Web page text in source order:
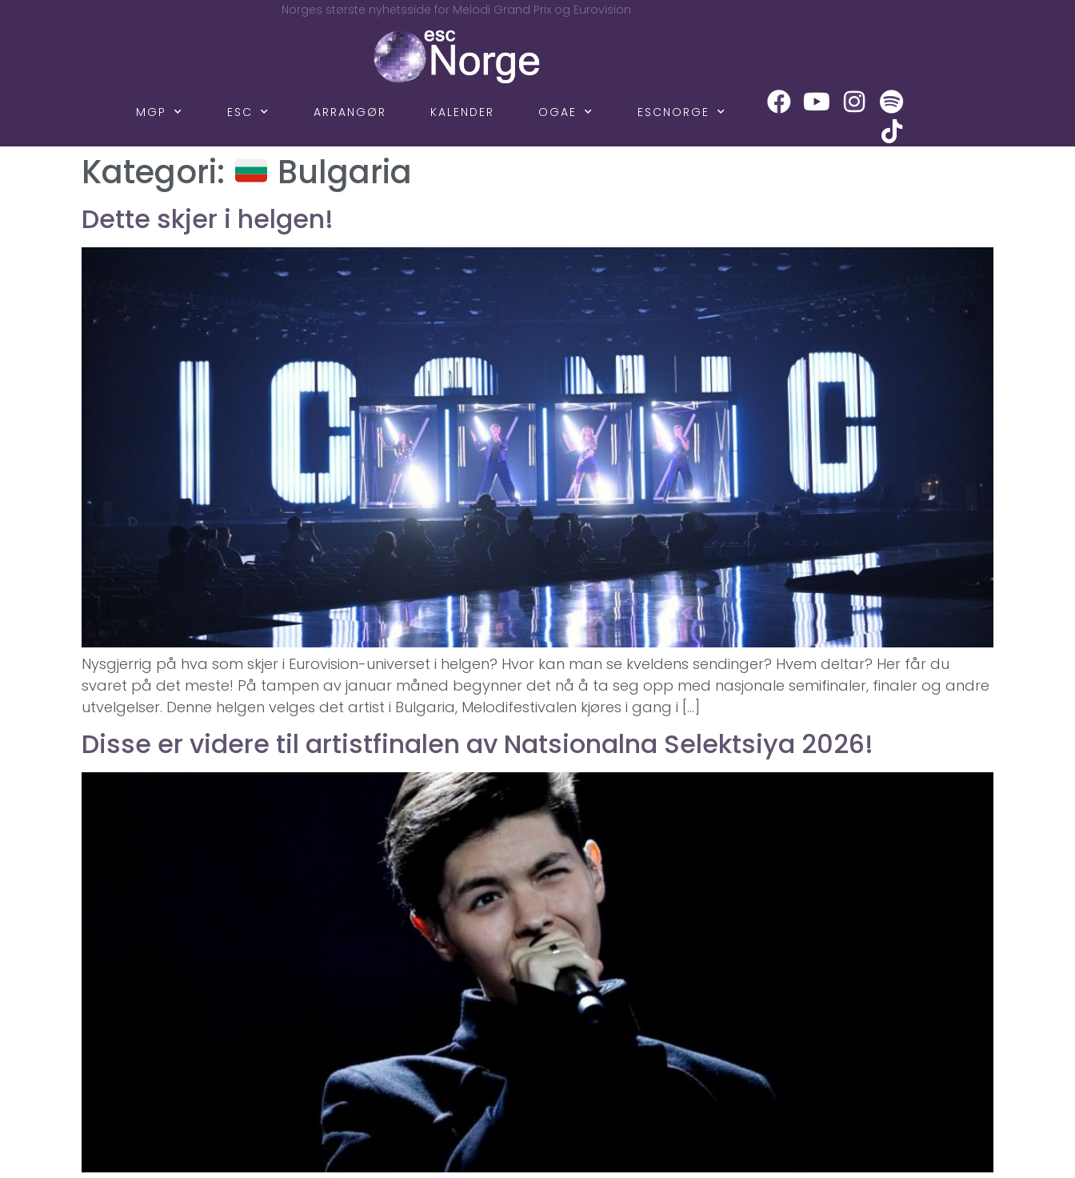
Norges største nyhetsside for Melodi Grand Prix og Eurovision
MGP ESC ARRANGØR KALENDER OGAE ESCNORGE
Kategori: Bulgaria
Dette skjer i helgen!
Nysgjerrig på hva som skjer i Eurovision-universet i helgen? Hvor kan man se kveldens sendinger? Hvem deltar? Her får du
svaret på det meste! På tampen av januar måned begynner det nå å ta seg opp med nasjonale semifinaler, finaler og andre
utvelgelser. Denne helgen velges det artist i Bulgaria, Melodifestivalen kjøres i gang i […]
Disse er videre til artistfinalen av Natsionalna Selektsiya 2026!